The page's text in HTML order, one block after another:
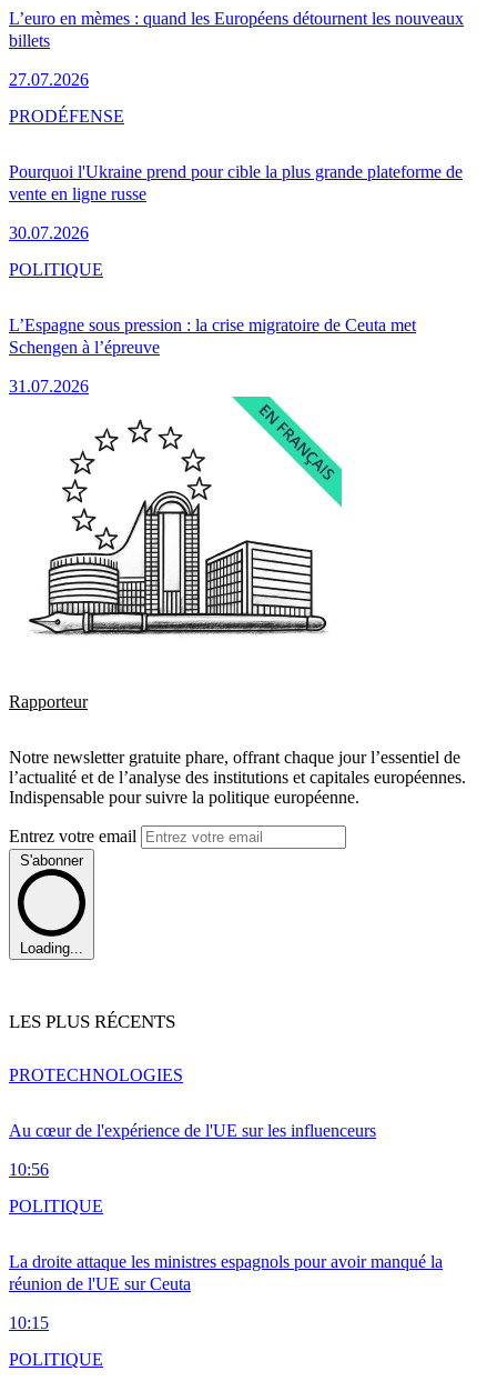
L’euro en mèmes : quand les Européens détournent les nouveaux
billets
27.07.2026
Pourquoi l'Ukraine prend pour cible la plus grande plateforme de
vente en ligne russe
30.07.2026
PRODÉFENSE
L’Espagne sous pression : la crise migratoire de Ceuta met
Schengen à l’épreuve
31.07.2026
POLITIQUE
Rapporteur
Notre newsletter gratuite phare, offrant chaque jour l’essentiel de
l’actualité et de l’analyse des institutions et capitales européennes.
Indispensable pour suivre la politique européenne.
Entrez votre email
S'abonner
Loading...
LES PLUS RÉCENTS
Au cœur de l'expérience de l'UE sur les influenceurs
10:56
PROTECHNOLOGIES
La droite attaque les ministres espagnols pour avoir manqué la
réunion de l'UE sur Ceuta
10:15
POLITIQUE
POLITIQUE